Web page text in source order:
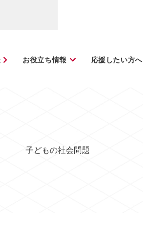
お役立ち情報 応援したい方へ
子どもの社会問題